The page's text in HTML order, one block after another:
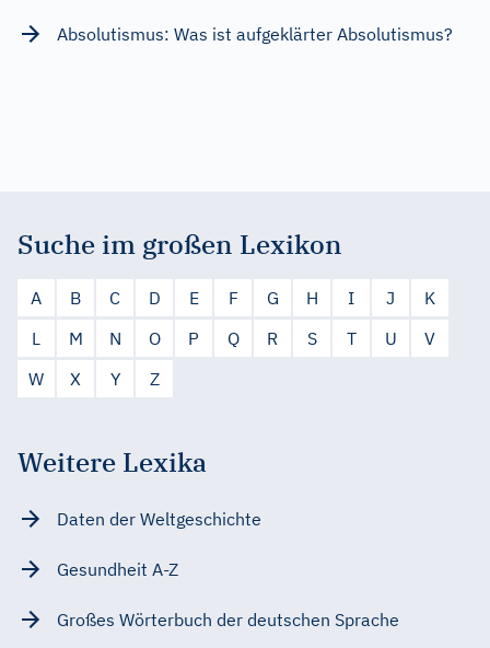
Absolutismus: Was ist aufgeklärter Absolutismus?
Suche im großen Lexikon
A B C D E F G H I J
K
L
M N O P Q R S T U
V
W
X Y Z
Weitere Lexika
Daten der Weltgeschichte
Gesundheit A-Z
Großes Wörterbuch der deutschen Sprache